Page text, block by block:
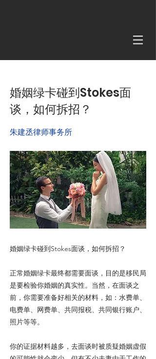
婚姻绿卡碰到Stokes面
谈，如何拆招？
朱建丞律师事务所
婚姻绿卡碰到Stokes面谈，如何拆招？
正常婚姻绿卡最终都需要面谈，目的是移民局
是要检验你婚姻的真实性。当然，在面谈之
前，你需要准备好相关的材料，如：水费单、
电费单、网费单、共同报税、共同银行账户、
照片等等。
你的证据材料越多，去面谈时被质疑婚姻虚假